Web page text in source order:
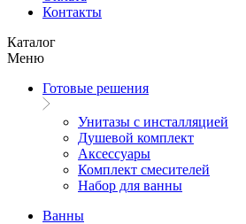
Контакты
Каталог
Меню
Готовые решения
Унитазы с инсталляцией
Душевой комплект
Аксессуары
Комплект смесителей
Набор для ванны
Ванны